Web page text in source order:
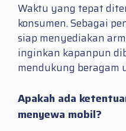
Waktu yang tepat
konsumen. Sebagai
siap menyediakan
inginkan kapanpun
mendukung beragam
Apakah ada
menyewa mobil?